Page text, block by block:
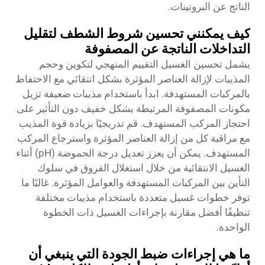
الناتج عن البروتينات.
كيف يمكنني تحسين شروط الشطف لتقليل
التداخلات الناتجة عن المصفوفة
يشمل تحسين الغسيل التقييم المنهجي لتكوين وحجم
المذيبات لإزالة العناصر المؤثرة بشكل انتقائي مع الاحتفاظ
بالمركبات المستهدفة. ابدأ باستخدام مذيبات ضعيفة تزيل
مكونات المصفوفة المرتبطة بشكل خفيف دون التأثير على
احتجاز المركب المستهدف. قم تدريجيًا بزيادة قوة المذيب
مع مراقبة كل من إزالة العناصر المؤثرة واسترجاع المركب
المستهدف. يمكن أن يعزز تعديل درجة الحموضة (pH) أثناء
الغسيل الانتقائية من خلال استغلال الفروق في سلوك
التأين بين المركبات المستهدفة والعوامل المؤثرة. غالبًا ما
توفر خطوات غسيل متعددة باستخدام مذيبات مختلفة
تنظيفًا أفضل مقارنة بإجراءات الغسيل ذات الخطوة
الواحدة.
ما هي إجراءات ضبط الجودة التي ينبغي أن